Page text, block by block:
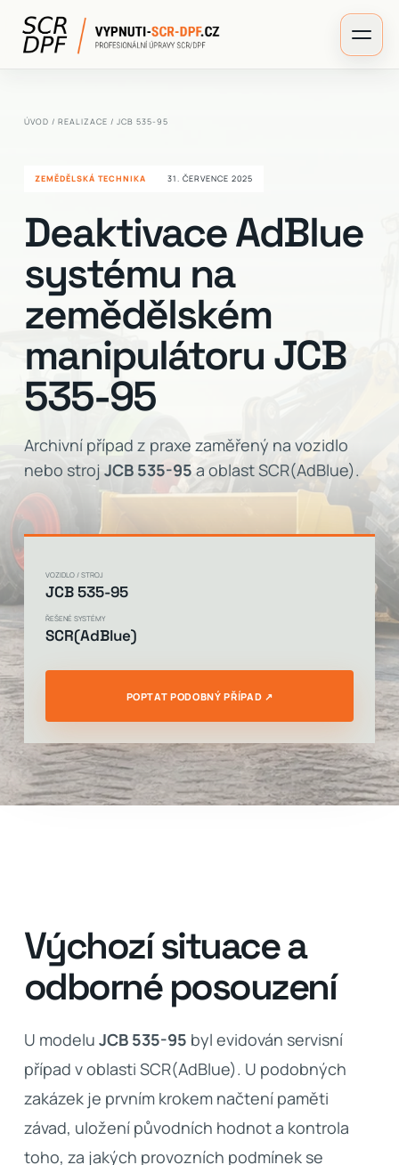
ÚVOD / REALIZACE / JCB 535-95
ZEMĚDĚLSKÁ TECHNIKA 31. ČERVENCE 2025
Deaktivace AdBlue
systému na
zemědělském
manipulátoru JCB
535-95
Archivní případ z praxe zaměřený na vozidlo
nebo stroj JCB 535-95a oblast SCR(AdBlue).
VOZIDLO / STROJ
JCB 535-95
ŘEŠENÉ SYSTÉMY
SCR(AdBlue)
POPTAT PODOBNÝ PŘÍPAD ↗
Výchozí situace a
odborné posouzení
U modelu JCB 535-95 byl evidován servisní
případ v oblasti SCR(AdBlue). U podobných
zakázek je prvním krokem načtení paměti
závad, uložení původních hodnot a kontrola
toho, za jakých provozních podmínek se